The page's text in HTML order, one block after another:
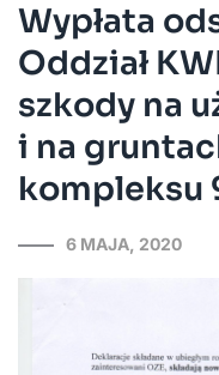
Wypłata
Oddział
szkody na
i na
kompleksu
6 MAJA, 2020